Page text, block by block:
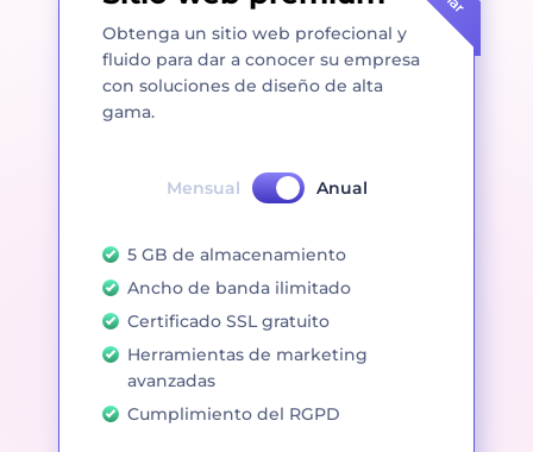
Obtenga un sitio web profecional y
fluido para dar a conocer su empresa
con soluciones de diseño de alta
gama.
Mensual Anual
5 GB de almacenamiento
Ancho de banda ilimitado
Certificado SSL gratuito
Herramientas de marketing
avanzadas
Cumplimiento del RGPD